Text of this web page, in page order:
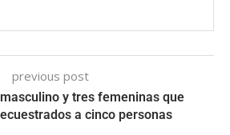
previous post
y tres femeninas que
a cinco personas